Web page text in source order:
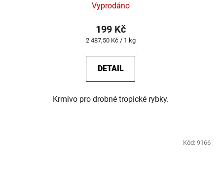
Vyprodáno
199 Kč
Měrná
2 487,50 Kč / 1 kg
DETAIL
Krmivo pro drobné tropické rybky.
Kód: 9166